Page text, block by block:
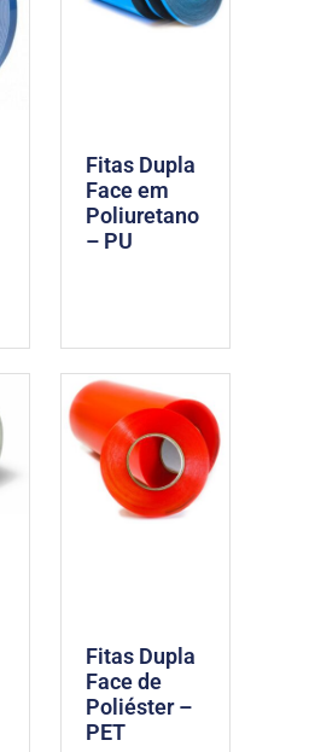
Fitas Dupla
Face em
Poliuretano
– PU
Fitas Dupla
Face de
Poliéster –
PET